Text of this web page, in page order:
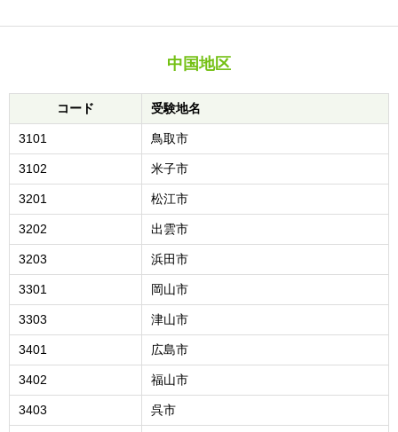
中国地区
コード 受験地名
3101 鳥取市
3102 米子市
3201 松江市
3202 出雲市
3203 浜田市
3301 岡山市
3303 津山市
3401 広島市
3402 福山市
3403 呉市